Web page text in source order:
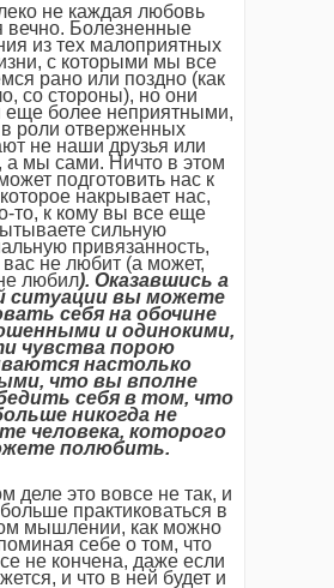
не каждая любовь
вечно. Болезненные
из тех малоприятных
с которыми мы все
рано или поздно (как
со стороны), но они
еще более неприятными,
в роли отверженных
не наши друзья или
а мы сами. Ничто в этом
подготовить нас к
которое накрывает нас,
то, к кому вы все еще
сильную
привязанность,
не любит (а может,
любил). Оказавшись а
ситуации вы можете
себя на обочине
и одинокими,
чувства порою
настолько
что вы вполне
себя в том, что
никогда не
человека, которого
полюбить.
деле это вовсе не так, и
практиковаться в
мышлении, как можно
себе о том, что
не кончена, даже если
и что в ней будет и